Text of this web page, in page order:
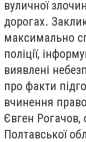
вуличної
дорогах.
максимально
поліції,
виявлені
про факти
вчинення
Євген Рогачов,
Полтавської